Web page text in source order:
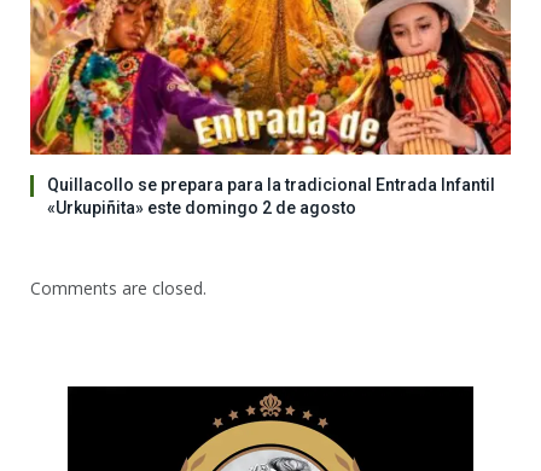
Quillacollo se prepara para la tradicional Entrada Infantil
«Urkupiñita» este domingo 2 de agosto
Comments are closed.